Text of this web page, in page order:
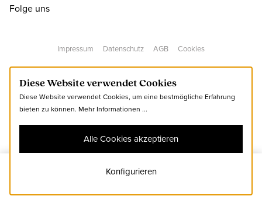
38 CHF 144.50
39 CHF 144.50
nur noch wenige verfügbar
Zum Warenkorb hinzufügen
Folge uns
Impressum Datenschutz AGB Cookies
Diese Website verwendet Cookies
Diese Website verwendet Cookies, um eine bestmögliche Erfahrung
bieten zu können. Mehr Informationen ...
Konfigurieren
Alle Cookies akzeptieren